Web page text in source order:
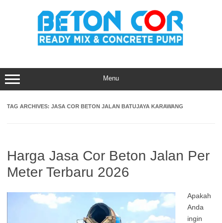
Menu
TAG ARCHIVES: JASA COR BETON JALAN BATUJAYA KARAWANG
Harga Jasa Cor Beton Jalan Per
Meter Terbaru 2026
Apakah
Anda
ingin